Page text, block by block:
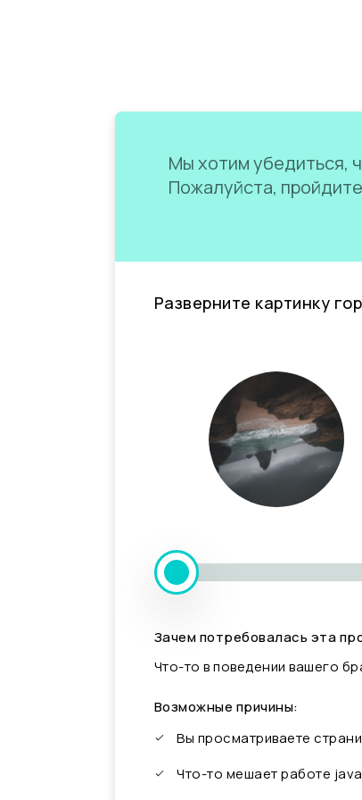
Мы хотим убедиться,
Пожалуйста,
Разверните картинку
Зачем потребовалась эта
Что-то в поведении вашего
Возможные причины:
Вы просматриваете
Что-то мешает работе